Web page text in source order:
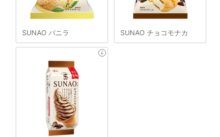
SUNAO バニラ SUNAO チョコモナカ